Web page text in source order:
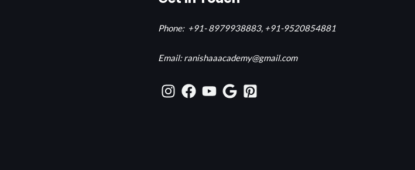
Phone: +91- 8979938883, +91-9520854881
Email: ranishaaacademy@gmail.com